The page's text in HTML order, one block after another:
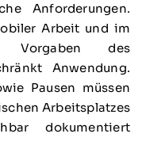
Anforderungen.
Arbeit und im
Vorgaben des
Anwendung.
Pausen müssen
Arbeitsplatzes
dokumentiert